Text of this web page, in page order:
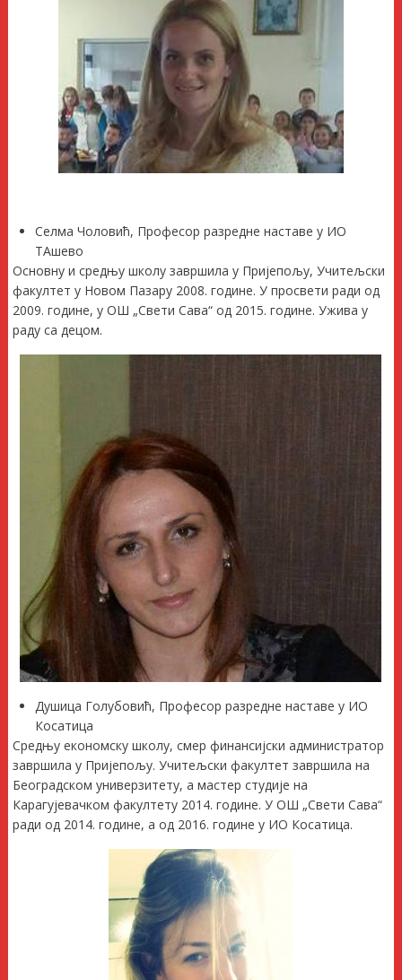
Селма Чоловић, Професор разредне наставе у ИО
ТАшево
Основну и средњу школу завршила у Пријепољу, Учитељски
факултет у Новом Пазару 2008. године. У просвети ради од
2009. године, у ОШ „Свети Сава“ од 2015. године. Ужива у
раду са децом.
Душица Голубовић, Професор разредне наставе у ИО
Косатица
Средњу економску школу, смер финансијски администратор
завршила у Пријепољу. Учитељски факултет завршила на
Београдском универзитету, а мастер студије на
Карагујевачком факултету 2014. године. У ОШ „Свети Сава“
ради од 2014. године, а од 2016. године у ИО Косатица.